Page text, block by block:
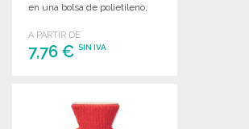
en una bolsa de polietileno,
de árboles.
A PARTIR DE
7,76 € SIN IVA
Solicitar un presupuesto